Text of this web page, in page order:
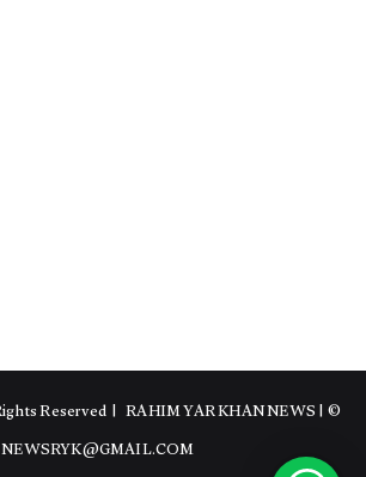
© Copyright 2026, All Rights Reserved |
RAHIM YAR KHAN NEWS|
NEWSRYK@GMAIL.COM